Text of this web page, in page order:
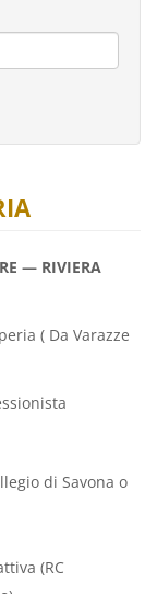
— RIVIERA
( Da Varazze
di Savona o
(RC